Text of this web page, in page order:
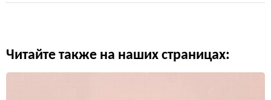
Читайте также на наших страницах: